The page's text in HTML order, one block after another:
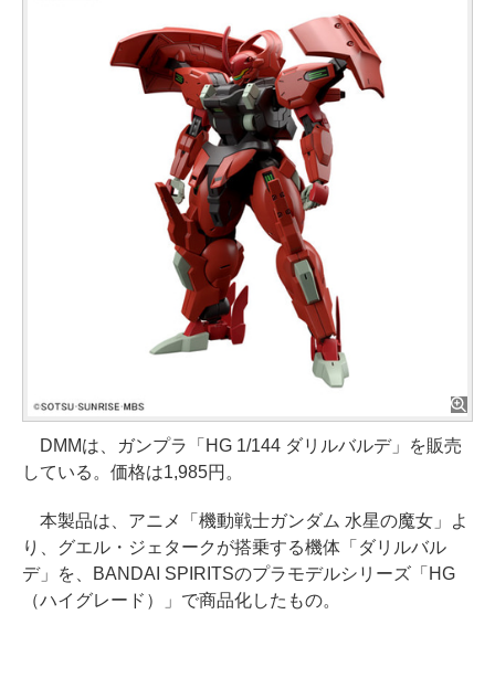
DMMは、ガンプラ「HG 1/144 ダリルバルデ」を販売
している。価格は1,985円。
本製品は、アニメ「機動戦士ガンダム 水星の魔女」よ
り、グエル・ジェタークが搭乗する機体「ダリルバル
デ」を、BANDAI SPIRITSのプラモデルシリーズ「HG
（ハイグレード）」で商品化したもの。